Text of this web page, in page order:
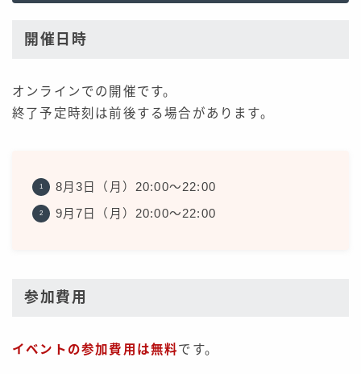
開催日時
オンラインでの開催です。
終了予定時刻は前後する場合があります。
8月3日（月）20:00〜22:00
9月7日（月）20:00〜22:00
参加費用
イベントの参加費用は無料です。